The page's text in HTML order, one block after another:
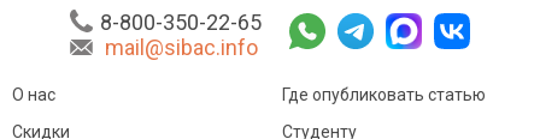
8-800-350-22-65
mail@sibac.info
О нас
Скидки
Где опубликовать статью
Студенту